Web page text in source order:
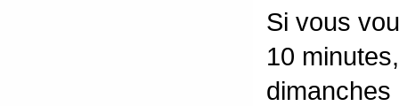
Si vous
10